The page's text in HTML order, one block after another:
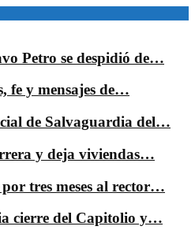
Petro se despidió de…
fe y mensajes de…
de Salvaguardia del…
y deja viviendas…
tres meses al rector…
cierre del Capitolio y…